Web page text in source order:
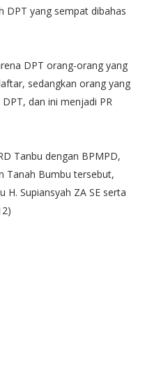
DPT yang sempat dibahas
DPT orang-orang yang
sedangkan orang yang
dan ini menjadi PR
Tanbu dengan BPMPD,
Tanah Bumbu tersebut,
Supiansyah ZA SE serta